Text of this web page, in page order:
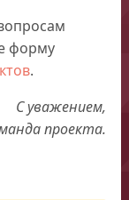
форму
.
С уважением,
проекта.